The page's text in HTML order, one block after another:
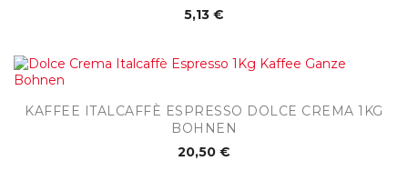
5,13 €
KAFFEE ITALCAFFÈ ESPRESSO DOLCE CREMA 1KG
BOHNEN
20,50 €